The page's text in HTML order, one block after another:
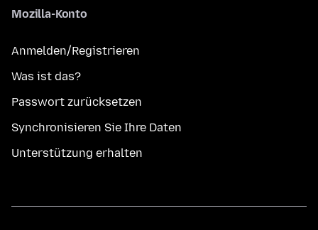
Mozilla-Konto
Anmelden/Registrieren
Was ist das?
Passwort zurücksetzen
Synchronisieren Sie Ihre Daten
Unterstützung erhalten